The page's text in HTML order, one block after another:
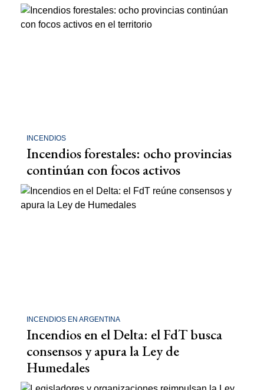
INCENDIOS
Incendios forestales: ocho provincias
continúan con focos activos
INCENDIOS EN ARGENTINA
Incendios en el Delta: el FdT busca
consensos y apura la Ley de
Humedales